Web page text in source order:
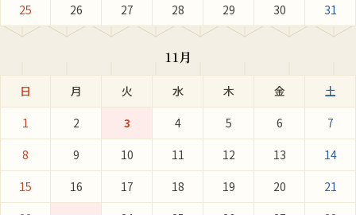
25
26 27 28 29 30 31
11月
日 月 火 水 木 金
土
1
2 3 4 5 6
7
8
9 10 11 12 13
14
15
16 17 18 19 20
21